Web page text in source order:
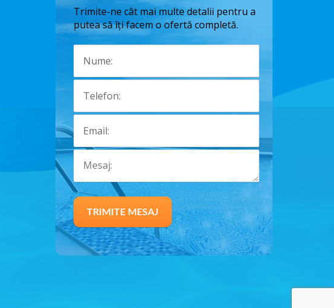
Trimite-ne cât mai multe detalii pentru a
putea să îți facem o ofertă completă.